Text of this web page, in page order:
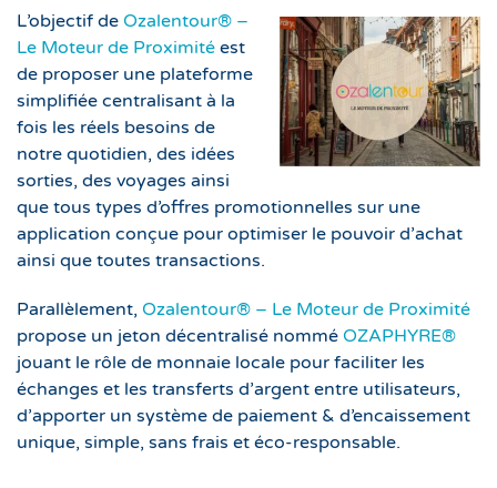
L’objectif de Ozalentour® –
Le Moteur de Proximité est
de proposer une plateforme
simplifiée centralisant à la
fois les réels besoins de
notre quotidien, des idées
sorties, des voyages ainsi
que tous types d’offres promotionnelles sur une
application conçue pour optimiser le pouvoir d’achat
ainsi que toutes transactions.
Parallèlement, Ozalentour® – Le Moteur de Proximité
propose un jeton décentralisé nommé OZAPHYRE®
jouant le rôle de monnaie locale pour faciliter les
échanges et les transferts d’argent entre utilisateurs,
d’apporter un système de paiement & d’encaissement
unique, simple, sans frais et éco-responsable.